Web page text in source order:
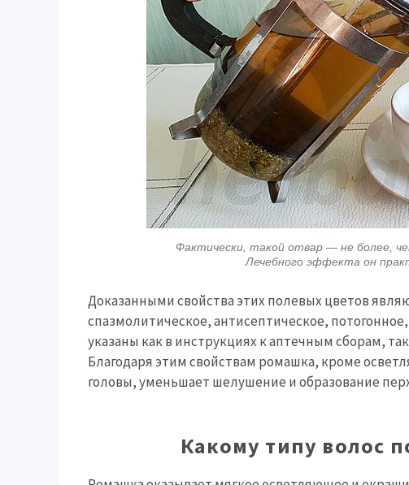
Фактически, такой отвар — не более,
Лечебного эффекта он
Доказанными свойства этих полевых цветов
спазмолитическое, антисептическое,
указаны как в инструкциях к аптечным сборам,
Благодаря этим свойствам ромашка, кроме
головы, уменьшает шелушение и образование
Какому типу волос